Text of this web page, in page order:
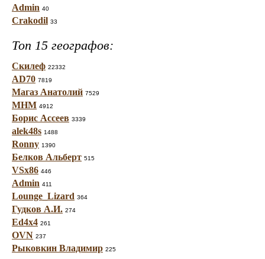
Admin 40
Crakodil 33
Топ 15 географов:
Скилеф 22332
AD70 7819
Магаз Анатолий 7529
МНМ 4912
Борис Ассеев 3339
alek48s 1488
Ronny 1390
Белков Альберт 515
VSx86 446
Admin 411
Lounge_Lizard 364
Гудков А.И. 274
Ed4x4 261
OVN 237
Рыковкин Владимир 225